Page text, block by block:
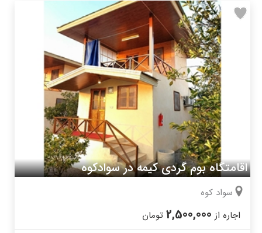
اقامتگاه بوم گردی کیمه در سوادکوه
سواد کوه
اجاره از 2,500,000 تومان